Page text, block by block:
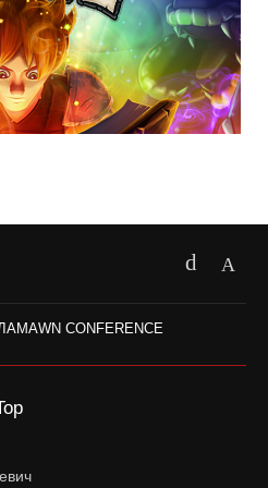
WN CONFERENCE